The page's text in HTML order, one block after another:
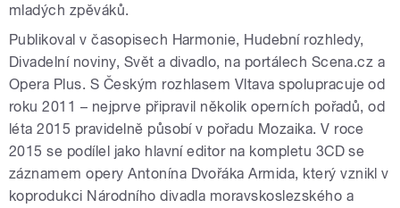
mladých zpěváků.
Publikoval v časopisech Harmonie, Hudební rozhledy,
Divadelní noviny, Svět a divadlo, na portálech Scena.cz a
Opera Plus. S Českým rozhlasem Vltava spolupracuje od
roku 2011 – nejprve připravil několik operních pořadů, od
léta 2015 pravidelně působí v pořadu Mozaika. V roce
2015 se podílel jako hlavní editor na kompletu 3CD se
záznamem opery Antonína Dvořáka Armida, který vznikl v
koprodukci Národního divadla moravskoslezského a